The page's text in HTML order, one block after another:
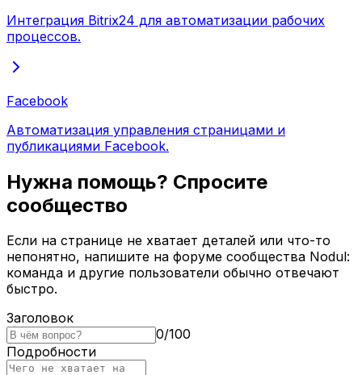
Интеграция Bitrix24 для автоматизации рабочих
процессов.
Facebook
Автоматизация управления страницами и
публикациями Facebook.
Нужна помощь? Спросите
сообщество
Если на странице не хватает деталей или что-то
непонятно, напишите на форуме сообщества Nodul:
команда и другие пользователи обычно отвечают
быстро.
Заголовок
0/100
Подробности